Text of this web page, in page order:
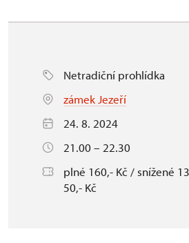
Netradiční prohlídka
zámek Jezeří
24. 8. 2024
21.00 – 22.30
plné 160,- Kč / snížené
50,- Kč